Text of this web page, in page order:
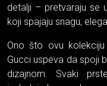
detalji – pretvaraju se
koji spajaju snagu,
Ono što ovu
Gucci uspeva da spoji
dizajnom. Svaki